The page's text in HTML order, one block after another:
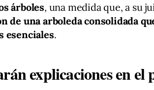
árboles, una medida que, a su
de una arboleda consolidada
esenciales.
explicaciones en